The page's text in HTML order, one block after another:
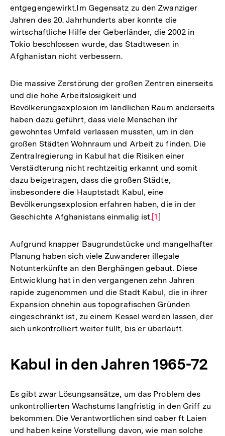
entgegengewirkt.Im Gegensatz zu den Zwanziger
Jahren des 20. Jahrhunderts aber konnte die
wirtschaftliche Hilfe der Geberländer, die 2002 in
Tokio beschlossen wurde, das Stadtwesen in
Afghanistan nicht verbessern.
Die massive Zerstörung der großen Zentren einerseits
und die hohe Arbeitslosigkeit und
Bevölkerungsexplosion im ländlichen Raum anderseits
haben dazu geführt, dass viele Menschen ihr
gewohntes Umfeld verlassen mussten, um in den
großen Städten Wohnraum und Arbeit zu finden. Die
Zentralregierung in Kabul hat die Risiken einer
Verstädterung nicht rechtzeitig erkannt und somit
dazu beigetragen, dass die großen Städte,
insbesondere die Hauptstadt Kabul, eine
Bevölkerungsexplosion erfahren haben, die in der
Geschichte Afghanistans einmalig ist.Zur
der
Fußnote
[1]
Aufgrund knapper Baugrundstücke und mangelhafter
Planung haben sich viele Zuwanderer illegale
Notunterkünfte an den Berghängen gebaut. Diese
Entwicklung hat in den vergangenen zehn Jahren
rapide zugenommen und die Stadt Kabul, die in ihrer
Expansion ohnehin aus topografischen Gründen
eingeschränkt ist, zu einem Kessel werden lassen, der
sich unkontrolliert weiter füllt, bis er überläuft.
Kabul in den Jahren 1965-72
Es gibt zwar Lösungsansätze, um das Problem des
unkontrollierten Wachstums langfristig in den Griff zu
bekommen. Die Verantwortlichen sind oaber ft Laien
und haben keine Vorstellung davon, wie man solche